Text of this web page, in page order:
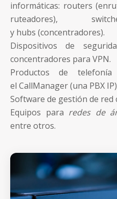
informáticas: routers
ruteadores),
y hubs (concentradores).
Dispositivos de
concentradores para VPN.
Productos de
el CallManager (una PBX
Software de gestión de red
Equipos para redes de
entre otros.